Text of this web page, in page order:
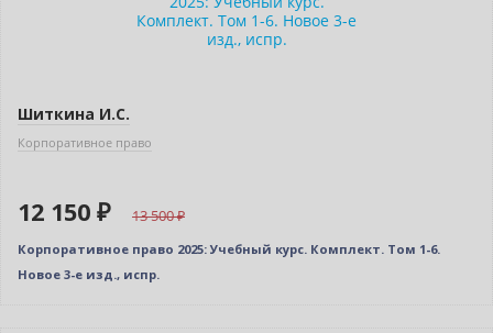
Шиткина И.С.
Корпоративное право
12 150 ₽ 13 500
Корпоративное право 2025: Учебный курс. Комплект. Том 1-6.
Новое 3-е изд., испр.